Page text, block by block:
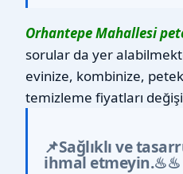
Orhantepe Mahallesi
sorular da yer
evinize, kombinize,
temizleme fiyatları
📌Sağlıklı ve
ihmal etmeyin.♨♨